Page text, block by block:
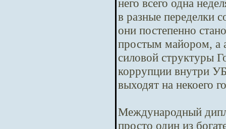
него всего одна
в разные переделки
они постепенно
простым майором, а
силовой структуры
коррупции внутри
выходят на некоего
Международный
просто один из